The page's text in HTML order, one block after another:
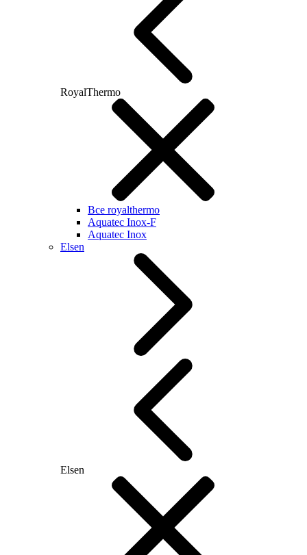
RoyalThermo
Все royalthermo
Aquatec Inox-F
Aquatec Inox
Elsen
Elsen